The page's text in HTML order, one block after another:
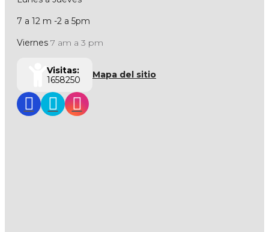
7 a 12 m -2 a 5pm
Viernes 7 am a 3 pm
Visitas:
1658250
Mapa del sitio